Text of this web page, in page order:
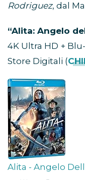
Rodriguez, dal
“Alita: Angelo
4K Ultra HD +
Store Digitali (
Alita - Angelo